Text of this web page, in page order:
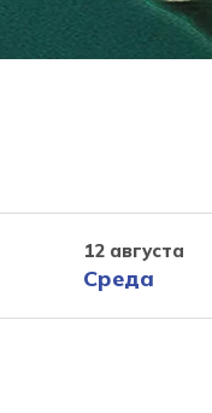
12 августа
Среда